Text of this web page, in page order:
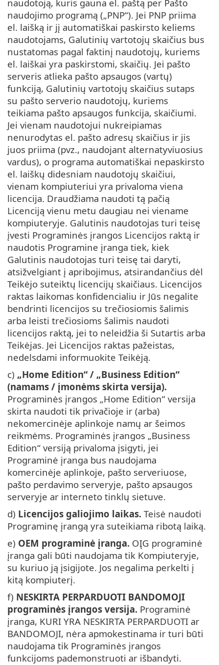
naudotoją, kuris gauna el. paštą per Pašto
naudojimo programą („PNP“). Jei PNP priima
el. laišką ir jį automatiškai paskirsto keliems
naudotojams, Galutinių vartotojų skaičius bus
nustatomas pagal faktinį naudotojų, kuriems
el. laiškai yra paskirstomi, skaičių. Jei pašto
serveris atlieka pašto apsaugos (vartų)
funkciją, Galutinių vartotojų skaičius sutaps
su pašto serverio naudotojų, kuriems
teikiama pašto apsaugos funkcija, skaičiumi.
Jei vienam naudotojui nukreipiamas
nenurodytas el. pašto adresų skaičius ir jis
juos priima (pvz., naudojant alternatyviuosius
vardus), o programa automatiškai nepaskirsto
el. laiškų didesniam naudotojų skaičiui,
vienam kompiuteriui yra privaloma viena
licencija. Draudžiama naudoti tą pačią
Licenciją vienu metu daugiau nei viename
kompiuteryje. Galutinis naudotojas turi teisę
įvesti Programinės įrangos Licencijos raktą ir
naudotis Programine įranga tiek, kiek
Galutinis naudotojas turi teisę tai daryti,
atsižvelgiant į apribojimus, atsirandančius dėl
Teikėjo suteiktų licencijų skaičiaus. Licencijos
raktas laikomas konfidencialiu ir Jūs negalite
bendrinti licencijos su trečiosiomis šalimis
arba leisti trečiosioms šalimis naudoti
licencijos raktą, jei to neleidžia ši Sutartis arba
Teikėjas. Jei Licencijos raktas pažeistas,
nedelsdami informuokite Teikėją.
c) „Home Edition“ / „Business Edition“
(namams / įmonėms skirta versija).
Programinės įrangos „Home Edition“ versija
skirta naudoti tik privačioje ir (arba)
nekomercinėje aplinkoje namų ar šeimos
reikmėms. Programinės įrangos „Business
Edition“ versiją privaloma įsigyti, jei
Programinė įranga bus naudojama
komercinėje aplinkoje, pašto serveriuose,
pašto perdavimo serveryje, pašto apsaugos
serveryje ar interneto tinklų sietuve.
d) Licencijos galiojimo laikas. Teisė naudoti
Programinę įrangą yra suteikiama ribotą laiką.
e) OEM programinė įranga. OĮG programinė
įranga gali būti naudojama tik Kompiuteryje,
su kuriuo ją įsigijote. Jos negalima perkelti į
kitą kompiuterį.
f) NESKIRTA PERPARDUOTI BANDOMOJI
programinės įrangos versija. Programinė
įranga, KURI YRA NESKIRTA PERPARDUOTI ar
BANDOMOJI, nėra apmokestinama ir turi būti
naudojama tik Programinės įrangos
funkcijoms pademonstruoti ar išbandyti.